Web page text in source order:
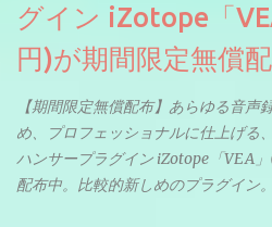
グイン iZotope「
円)が期間限定無償配
【期間限定無償配布】あらゆる音
め、プロフェッショナルに仕上げる
ハンサープラグイン iZotope「VEA
配布中。比較的新しめのプラグイン